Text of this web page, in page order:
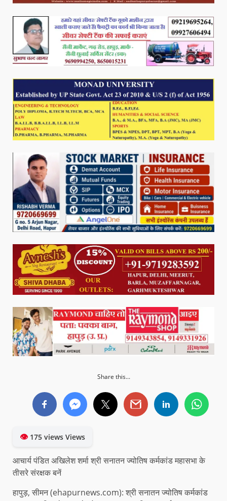
Share this...
👁175 views Views
आचार्य पंडित अखिलेश शर्मा श्री सनातन ज्योतिष कर्मकांड महासभा के
तीसरे संरक्षक बनें
हापुड़, सीमन (ehapurnews.com): श्री सनातन ज्योतिष कर्मकांड